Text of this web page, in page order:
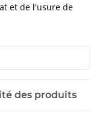
et de l'usure de
des produits